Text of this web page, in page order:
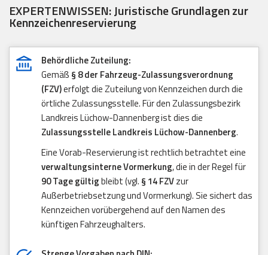
EXPERTENWISSEN: Juristische Grundlagen zur
Kennzeichenreservierung
Behördliche Zuteilung:
Gemäß § 8 der Fahrzeug-Zulassungsverordnung
(FZV)erfolgt die Zuteilung von Kennzeichen durch die
örtliche Zulassungsstelle. Für den Zulassungsbezirk
Landkreis Lüchow-Dannenberg ist dies die
Zulassungsstelle Landkreis Lüchow-Dannenberg.
Eine Vorab-Reservierung ist rechtlich betrachtet eine
verwaltungsinterne Vormerkung, die in der Regel für
90 Tage gültigbleibt (vgl. § 14 FZVzur
Außerbetriebsetzung und Vormerkung). Sie sichert das
Kennzeichen vorübergehend auf den Namen des
künftigen Fahrzeughalters.